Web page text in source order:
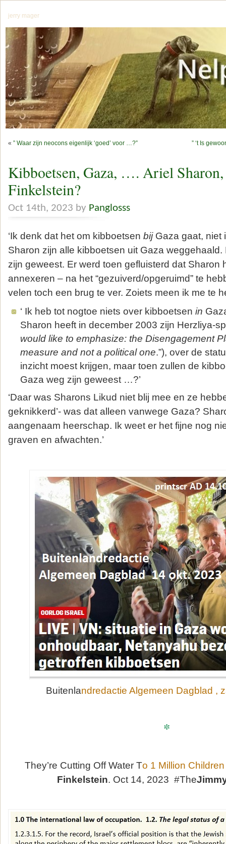
jerry mager
« ” Waar zijn neocons eigenlijk ‘goed’ voor …?” ” ‘t Is
Kibboetsen, Gaza, …. Ariel
Finkelstein?
Oct 14th, 2023 by Panglosss
‘Ik denk dat het om kibboetsen bijGaza gaat, niet
Sharon zijn alle kibboetsen uit Gaza
zijn geweest. Er werd toen gefluisterd dat Sharon
annexeren – na het “gezuiverd/opgeruimd” te
velen toch een brug te ver. Zoiets meen ik me te
‘ Ik heb tot nogtoe niets over kibboetsen in
Sharon heeft in december 2003 zijn Herzliya-
would like to emphasize: the Disengagement
measure and not a political one.”), over de
inzicht moest krijgen, maar toen zullen de
Gaza weg zijn geweest …?’
‘Daar was Sharons Likud niet blij mee en ze
geknikkerd’- was dat alleen vanwege Gaza?
aangenaam heerschap. Ik weet er het fijne nog
graven en afwachten.’
Buitenlandredactie Algemeen Dagblad ,
*
They’re Cutting Off Water To 1 Million
Finkelstein. Oct 14, 2023 #The